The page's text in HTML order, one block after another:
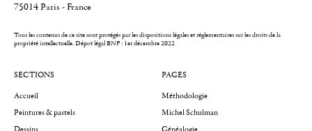
75014 Paris - France
Tous les contenus de ce site sont protégés par les dispositions légales et réglementaires sur les droits de la
propriété intellectuelle.Dépot légal BNF : 1er décembre 2022
SECTIONS
Accueil
Peintures & pastels
PAGES
Méthodologie
Michel Schulman